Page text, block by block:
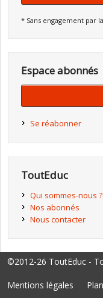
* Sans engagement par
Espace abonnés
Se réabonner
ToutEduc
Qui sommes-nous ?
Nos abonnés
Nous contacter
©2012-26 ToutEduc -
Mentions légales